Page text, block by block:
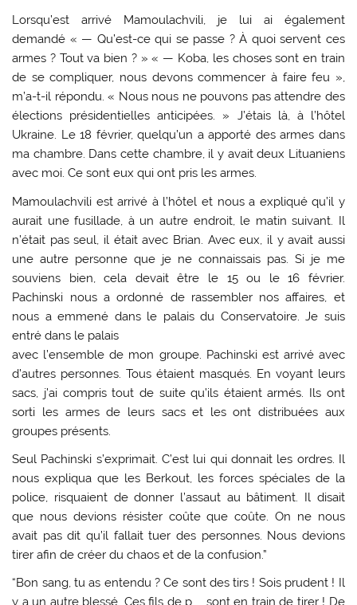
Lorsqu’est arrivé Mamoulachvili, je lui ai également
demandé « — Qu’est-ce qui se passe ? À quoi servent ces
armes ? Tout va bien ? » « — Koba, les choses sont en train
de se compliquer, nous devons commencer à faire feu »,
m’a-t-il répondu. « Nous nous ne pouvons pas attendre des
élections présidentielles anticipées. » J’étais là, à l’hôtel
Ukraine. Le 18 février, quelqu’un a apporté des armes dans
ma chambre. Dans cette chambre, il y avait deux Lituaniens
avec moi. Ce sont eux qui ont pris les armes.
Mamoulachvili est arrivé à l’hôtel et nous a expliqué qu’il y
aurait une fusillade, à un autre endroit, le matin suivant. Il
n’était pas seul, il était avec Brian. Avec eux, il y avait aussi
une autre personne que je ne connaissais pas. Si je me
souviens bien, cela devait être le 15 ou le 16 février.
Pachinski nous a ordonné de rassembler nos affaires, et
nous a emmené dans le palais du Conservatoire. Je suis
entré dans le palais
avec l’ensemble de mon groupe. Pachinski est arrivé avec
d’autres personnes. Tous étaient masqués. En voyant leurs
sacs, j’ai compris tout de suite qu’ils étaient armés. Ils ont
sorti les armes de leurs sacs et les ont distribuées aux
groupes présents.
Seul Pachinski s’exprimait. C’est lui qui donnait les ordres. Il
nous expliqua que les Berkout, les forces spéciales de la
police, risquaient de donner l’assaut au bâtiment. Il disait
que nous devions résister coûte que coûte. On ne nous
avait pas dit qu’il fallait tuer des personnes. Nous devions
tirer afin de créer du chaos et de la confusion.”
“Bon sang, tu as entendu ? Ce sont des tirs ! Sois prudent ! Il
y a un autre blessé. Ces fils de p….. sont en train de tirer ! De